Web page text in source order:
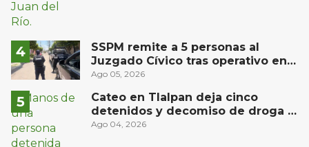
SSPM remite a 5 personas al
Juzgado Cívico tras operativo en
San Juan del Río
Ago 05, 2026
Cateo en Tlalpan deja cinco
detenidos y decomiso de droga y
un arma
Ago 04, 2026